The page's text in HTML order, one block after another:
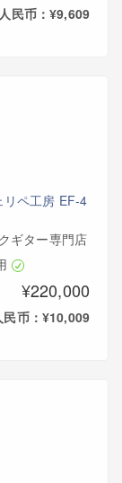
民币：¥9,609
ペ工房 EF-4
ギター専門店
¥220,000
民币：¥10,009